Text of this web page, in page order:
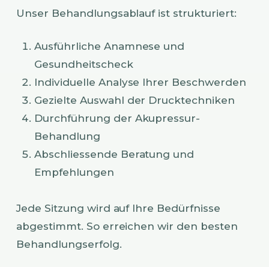
Unser Behandlungsablauf ist strukturiert:
Ausführliche Anamnese und
Gesundheitscheck
Individuelle Analyse Ihrer Beschwerden
Gezielte Auswahl der Drucktechniken
Durchführung der Akupressur-
Behandlung
Abschliessende Beratung und
Empfehlungen
Jede Sitzung wird auf Ihre Bedürfnisse
abgestimmt. So erreichen wir den besten
Behandlungserfolg.